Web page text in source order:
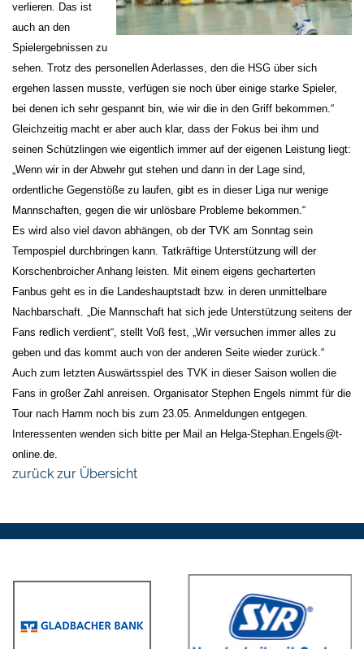
verlieren. Das ist
auch an den
Spielergebnissen zu
sehen. Trotz des personellen Aderlasses, den die HSG über sich
ergehen lassen musste, verfügen sie noch über einige starke Spieler,
bei denen ich sehr gespannt bin, wie wir die in den Griff bekommen.“
Gleichzeitig macht er aber auch klar, dass der Fokus bei ihm und
seinen Schützlingen wie eigentlich immer auf der eigenen Leistung liegt:
„Wenn wir in der Abwehr gut stehen und dann in der Lage sind,
ordentliche Gegenstöße zu laufen, gibt es in dieser Liga nur wenige
Mannschaften, gegen die wir unlösbare Probleme bekommen.“
Es wird also viel davon abhängen, ob der TVK am Sonntag sein
Tempospiel durchbringen kann. Tatkräftige Unterstützung will der
Korschenbroicher Anhang leisten. Mit einem eigens gecharterten
Fanbus geht es in die Landeshauptstadt bzw. in deren unmittelbare
Nachbarschaft. „Die Mannschaft hat sich jede Unterstützung seitens der
Fans redlich verdient“, stellt Voß fest, „Wir versuchen immer alles zu
geben und das kommt auch von der anderen Seite wieder zurück.“
Auch zum letzten Auswärtsspiel des TVK in dieser Saison wollen die
Fans in großer Zahl anreisen. Organisator Stephen Engels nimmt für die
Tour nach Hamm noch bis zum 23.05. Anmeldungen entgegen.
Interessenten wenden sich bitte per Mail an Helga-Stephan.Engels@t-
online.de.
zurück zur Übersicht